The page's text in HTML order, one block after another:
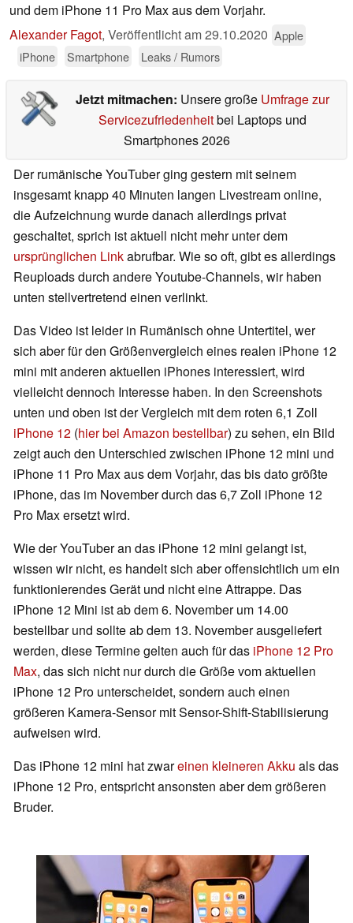
und dem iPhone 11 Pro Max aus dem Vorjahr.
Alexander Fagot, Veröffentlicht am29.10.2020 Apple
iPhone
Smartphone Leaks / Rumors
Jetzt mitmachen: Unsere große Umfrage zur
Servicezufriedenheitbei Laptops und
Smartphones 2026
Der rumänische YouTuber ging gestern mit seinem
insgesamt knapp 40 Minuten langen Livestream online,
die Aufzeichnung wurde danach allerdings privat
geschaltet, sprich ist aktuell nicht mehr unter dem
ursprünglichen Linkabrufbar. Wie so oft, gibt es allerdings
Reuploads durch andere Youtube-Channels, wir haben
unten stellvertretend einen verlinkt.
Das Video ist leider in Rumänisch ohne Untertitel, wer
sich aber für den Größenvergleich eines realen iPhone 12
mini mit anderen aktuellen iPhones interessiert, wird
vielleicht dennoch Interesse haben. In den Screenshots
unten und oben ist der Vergleich mit dem roten 6,1 Zoll
iPhone 12 (hier bei Amazon bestellbar) zu sehen, ein Bild
zeigt auch den Unterschied zwischen iPhone 12 mini und
iPhone 11 Pro Max aus dem Vorjahr, das bis dato größte
iPhone, das im November durch das 6,7 Zoll iPhone 12
Pro Max ersetzt wird.
Wie der YouTuber an das iPhone 12 mini gelangt ist,
wissen wir nicht, es handelt sich aber offensichtlich um ein
funktionierendes Gerät und nicht eine Attrappe. Das
iPhone 12 Mini ist ab dem 6. November um 14.00
bestellbar und sollte ab dem 13. November ausgeliefert
werden, diese Termine gelten auch für das iPhone 12 Pro
Max, das sich nicht nur durch die Größe vom aktuellen
iPhone 12 Pro unterscheidet, sondern auch einen
größeren Kamera-Sensor mit Sensor-Shift-Stabilisierung
aufweisen wird.
Das iPhone 12 mini hat zwareinen kleineren Akku als das
iPhone 12 Pro, entspricht ansonsten aber dem größeren
Bruder.